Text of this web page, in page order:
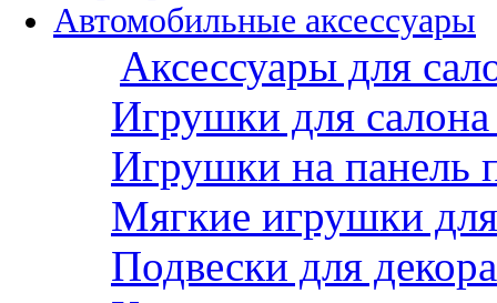
Автомобильные аксессуары
Аксессуары для
Игрушки для
Игрушки на панель
Мягкие игрушки
Подвески для декора